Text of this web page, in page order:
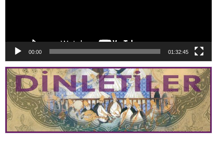
00:00 01:32:45